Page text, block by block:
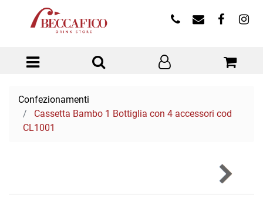
Open menu
Confezionamenti
Cassetta Bambo 1 Bottiglia con 4 accessori cod
CL1001